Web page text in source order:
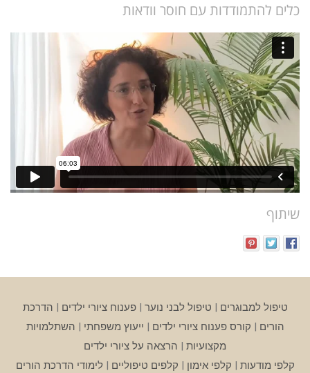
כלים להתמודדות עם חוסר וודאות
שיתוף
טיפול למבוגרים | טיפול לבני נוער |פענוח ציורי ילדים | הדרכת
הורים | קורס פענוח ציורי ילדים | ייעוץ משפחתי | השתלמויות
מקצועיות | הרצאה על ציורי ילדים
קלפי מודעות | קלפי אימון | קלפים טיפוליים |לימודי הדרכת הורים